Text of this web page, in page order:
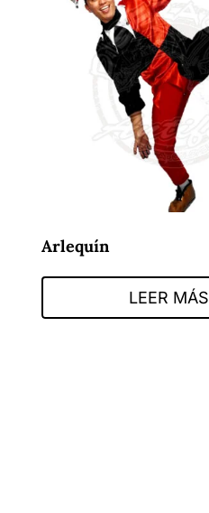
Arlequín
LEER MÁS